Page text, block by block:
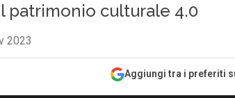
patrimonio culturale 4.0
2023
Aggiungi tra i preferiti